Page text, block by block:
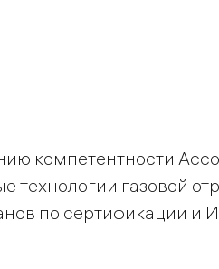
компетентности
технологии газовой
по сертификации и